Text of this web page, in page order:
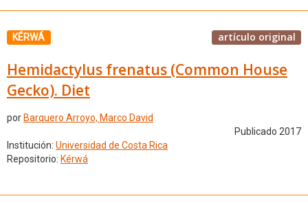
KÉRWÁ artículo original
Hemidactylus frenatus (Common House
Gecko). Diet
por Barquero Arroyo, Marco David
Publicado 2017
Institución: Universidad de Costa Rica
Repositorio: Kérwá